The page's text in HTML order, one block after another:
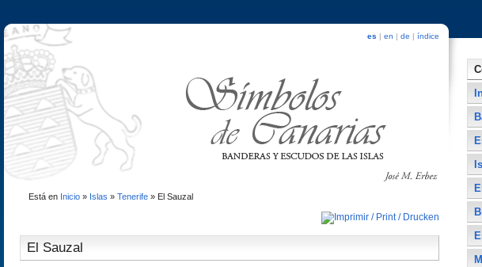
es | en | de | índice
Está en Inicio» Islas » Tenerife» El Sauzal
El Sauzal